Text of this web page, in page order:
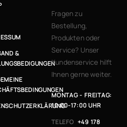
&
Fragen zu
Bestellung,
Produkten oder
Service? Unser
Kundenservice hilft
Ihnen gerne weiter.
MONTAG - FREITAG:
10:00-17:00 UHR
TELEFO +49 178